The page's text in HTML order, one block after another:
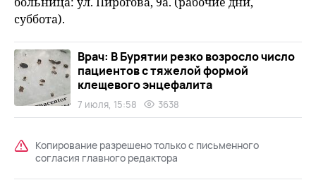
суббота).
Врач: В Бурятии резко возросло число
пациентов с тяжелой формой
клещевого энцефалита
7 июля, 15:58 3638
Копирование разрешено только с письменного
согласия главного редактора